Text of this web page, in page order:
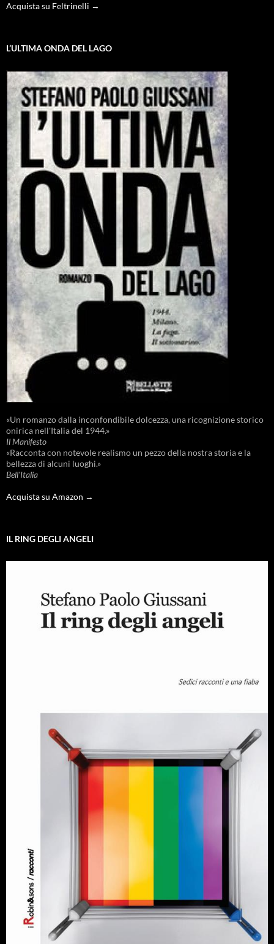
Acquista su Feltrinelli →
L’ULTIMA ONDA DEL LAGO
«Un romanzo dalla inconfondibile dolcezza, una ricognizione storico
onirica nell'Italia del 1944.»
Il Manifesto
«Racconta con notevole realismo un pezzo della nostra storia e la
bellezza di alcuni luoghi.»
Bell'Italia
Acquista su Amazon →
IL RING DEGLI ANGELI